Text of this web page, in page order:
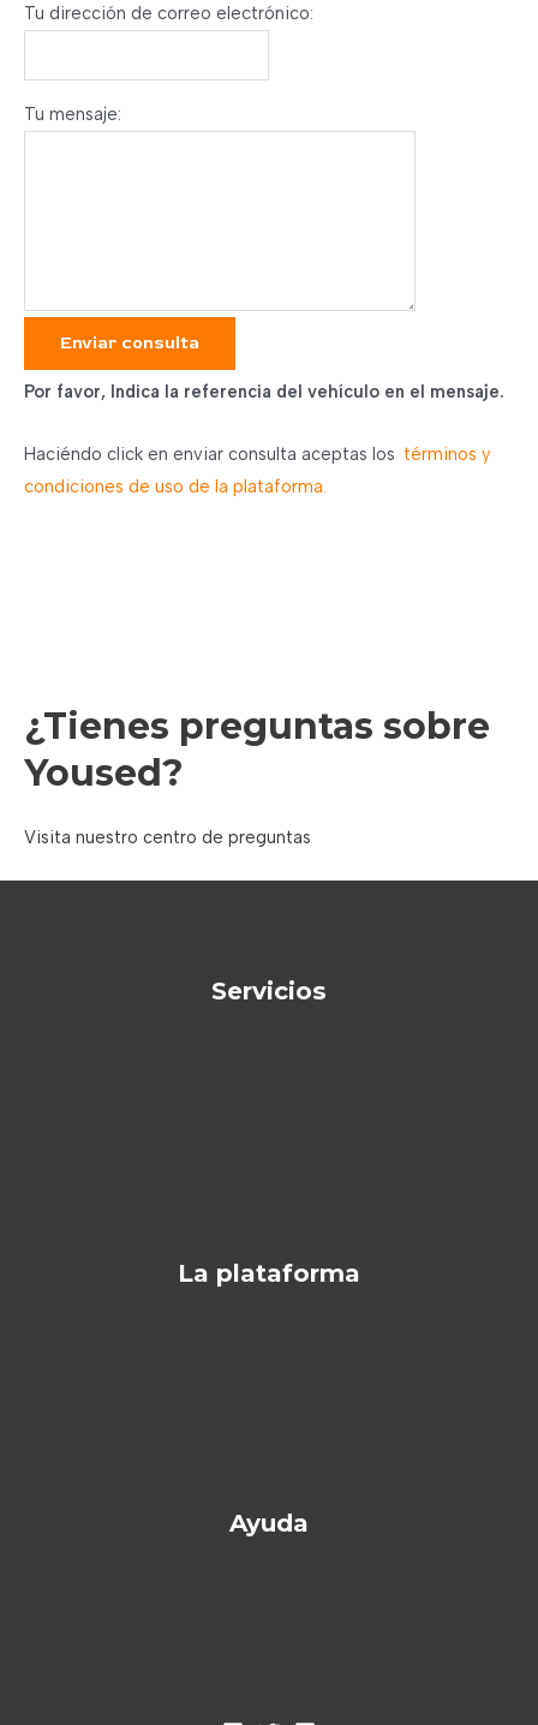
Tu dirección de correo electrónico:
Tu mensaje:
Enviar consulta
Por favor, Indica la referencia del vehículo en el mensaje.
Haciéndo click en enviar consulta aceptas los términos y
condiciones de uso de la plataforma.
¿Tienes preguntas sobre
Yoused?
Visita nuestro centro de preguntas
Servicios
La plataforma
Ayuda